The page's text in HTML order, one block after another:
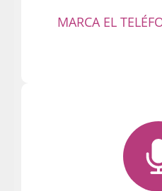
MARCA EL
¡Haz tu
breve! La primera
cuenta. ¡Otros